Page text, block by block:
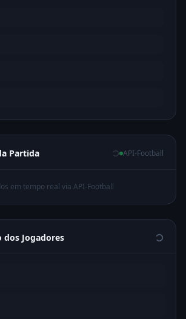
Partida API-Football
em tempo real via API-Football
dos Jogadores